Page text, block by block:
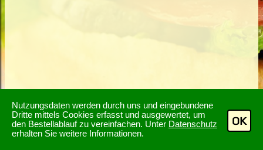
Nutzungsdaten werden durch uns und eingebundene
Dritte mittels Cookies erfasst und ausgewertet, um
den Bestellablauf zu vereinfachen. Unter Datenschutz
erhalten Sie weitere Informationen.
OK